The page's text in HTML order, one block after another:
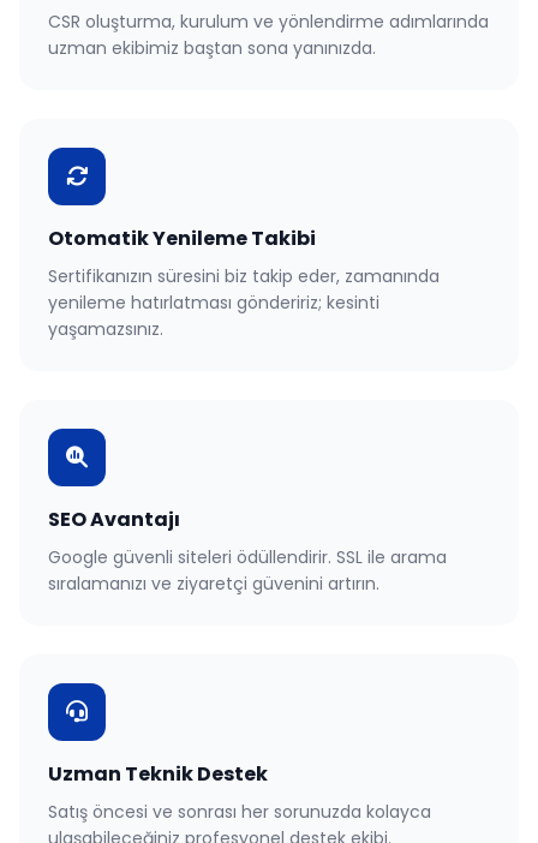
CSR oluşturma, kurulum ve yönlendirme adımlarında
uzman ekibimiz baştan sona yanınızda.
Otomatik Yenileme Takibi
Sertifikanızın süresini biz takip eder, zamanında
yenileme hatırlatması göndeririz; kesinti
yaşamazsınız.
SEO Avantajı
Google güvenli siteleri ödüllendirir. SSL ile arama
sıralamanızı ve ziyaretçi güvenini artırın.
Uzman Teknik Destek
Satış öncesi ve sonrası her sorunuzda kolayca
ulaşabileceğiniz profesyonel destek ekibi.